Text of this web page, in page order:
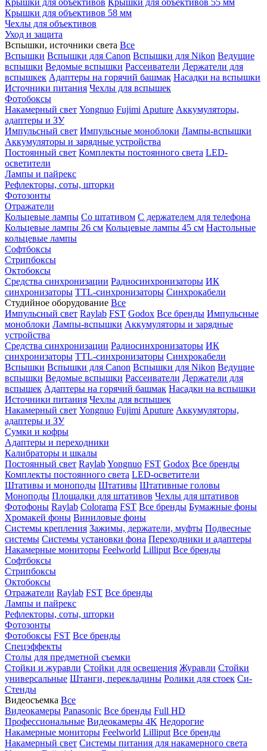
Крышки для объективов Крышки для объективов 55 мм
Крышки для объективов 58 мм
Чехлы для объективов
Уход и защита
Вспышки, источники света Все
Вспышки Вспышки для Canon Вспышки для Nikon Ведущие
вспышки Ведомые вспышки Рассеиватели Держатели для
вспышкек Адаптеры на горячий башмак Насадки на вспышки
Источники питания Чехлы для вспышек
Фотобоксы
Накамерный свет Yongnuo Fujimi Aputure Аккумуляторы,
адаптеры и ЗУ
Импульсный свет Импульсные моноблоки Лампы-вспышки
Аккумуляторы и зарядные устройства
Постоянный свет Комплекты постоянного света LED-
осветители
Лампы и пайрекс
Рефлекторы, соты, шторки
Фотозонты
Отражатели
Кольцевые лампы Со штативом С держателем для телефона
Кольцевые лампы 26 см Кольцевые лампы 45 см Настольные
кольцевые лампы
Софтбоксы
Стрипбоксы
Октобоксы
Средства синхронизации Радиосинхронизаторы ИК
синхронизаторы TTL-синхронизаторы Синхрокабели
Студийное оборудование Все
Импульсный свет Raylab FST Godox Все бренды Импульсные
моноблоки Лампы-вспышки Аккумуляторы и зарядные
устройства
Средства синхронизации Радиосинхронизаторы ИК
синхронизаторы TTL-синхронизаторы Синхрокабели
Вспышки Вспышки для Canon Вспышки для Nikon Ведущие
вспышки Ведомые вспышки Рассеиватели Держатели для
вспышек Адаптеры на горячий башмак Насадки на вспышки
Источники питания Чехлы для вспышек
Накамерный свет Yongnuo Fujimi Aputure Аккумуляторы,
адаптеры и ЗУ
Сумки и кофры
Адаптеры и переходники
Калибраторы и шкалы
Постоянный свет RaylabYongnuo FST Godox Все бренды
Комплекты постоянного света LED-осветители
Штативы и моноподы Штативы Штативные головы
Моноподы Площадки для штативов Чехлы для штативов
Фотофоны Raylab Colorama FST Все бренды Бумажные фоны
Хромакей фоны Виниловые фоны
Системы крепления Зажимы, держатели, муфты Подвесные
системы Системы установки фона Переходники и адаптеры
Накамерные мониторы Feelworld Lilliput Все бренды
Софтбоксы
Стрипбоксы
Октобоксы
Отражатели Raylab FST Все бренды
Лампы и пайрекс
Рефлекторы, соты, шторки
Фотозонты
Фотобоксы FST Все бренды
Спецэффекты
Столы для предметной съемки
Стойки и журавли Стойки для освещения Журавли Стойки
универсальные Штанги, перекладины Ролики для стоек Си-
Стенды
Видеосъемка Все
Видеокамеры Panasonic Все бренды Full HD
Профессиональные Видеокамеры 4K Недорогие
Накамерные мониторы Feelworld Lilliput Все бренды
Накамерный свет Системы питания для накамерного света